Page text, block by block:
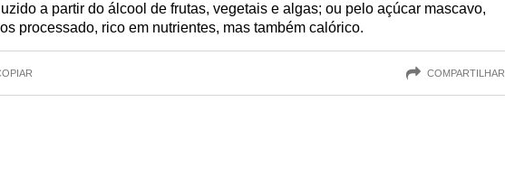
a partir do álcool de frutas, vegetais e algas; ou pelo açúcar mascavo,
processado, rico em nutrientes, mas também calórico.
COMPARTILHAR